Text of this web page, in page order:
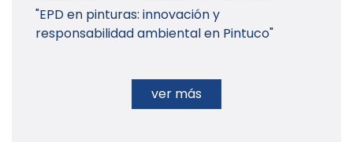
"EPD en pinturas: innovación y
responsabilidad ambiental en Pintuco"
ver más